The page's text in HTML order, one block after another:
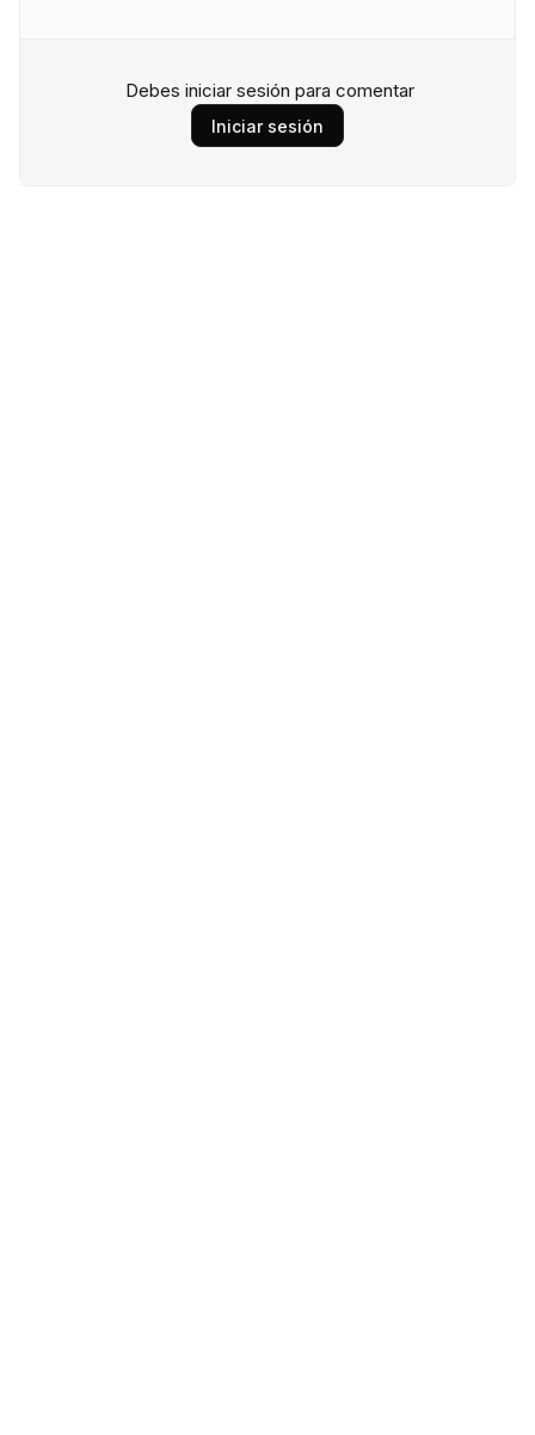
Debes iniciar sesión para comentar
Iniciar sesión